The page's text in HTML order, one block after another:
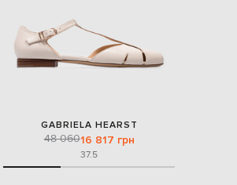
GABRIELA HEARST
48 06016 817 грн
37.5